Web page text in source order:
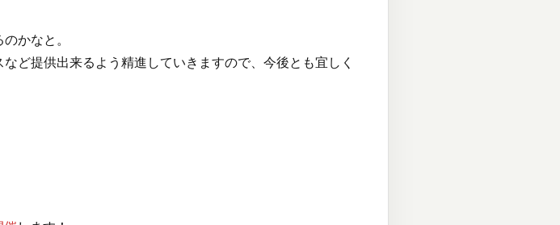
かなと。
ど提供出来るよう精進していきますので、今後とも宜しく